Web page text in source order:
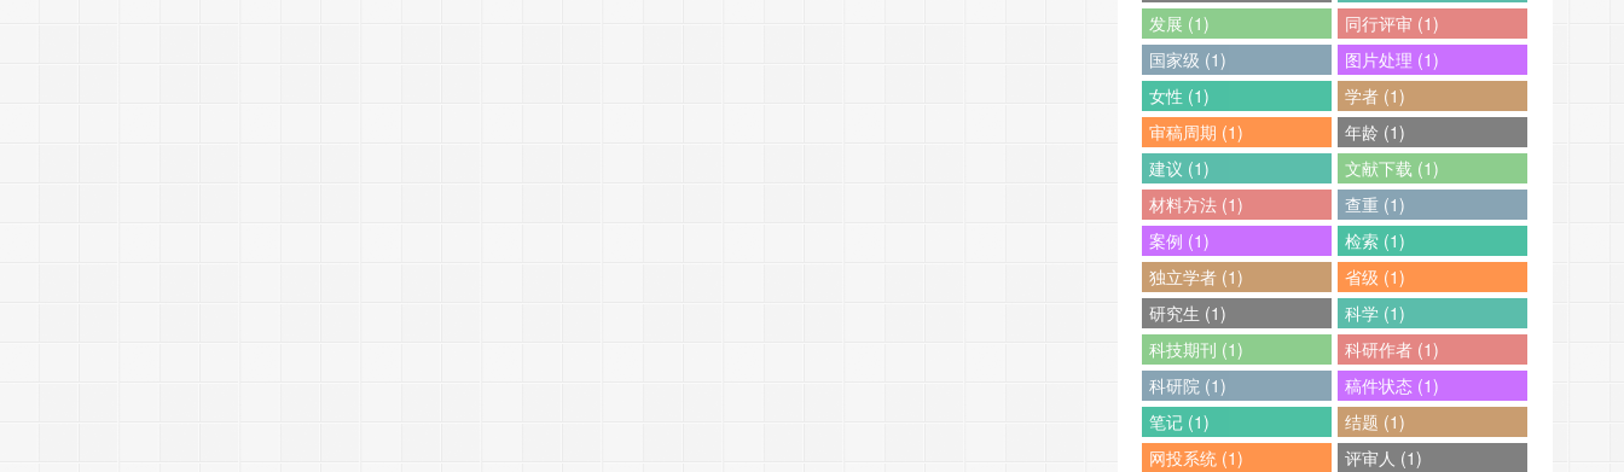
发展 (1)
同行评审 (1)
国家级 (1)
图片处理 (1)
女性 (1)
学者 (1)
审稿周期 (1)
年龄 (1)
建议 (1)
文献下载 (1)
材料方法 (1)
查重 (1)
案例 (1)
检索 (1)
独立学者 (1)
省级 (1)
研究生 (1)
科学 (1)
科技期刊 (1)
科研作者 (1)
科研院 (1)
稿件状态 (1)
笔记 (1)
结题 (1)
网投系统 (1)
评审人 (1)